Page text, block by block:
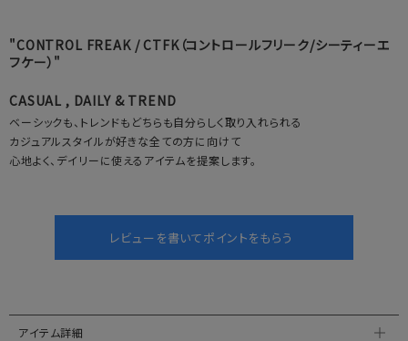
"CONTROL FREAK / CTFK（コントロールフリーク/シーティーエ
フケー）"
CASUAL , DAILY & TREND
ベーシックも、トレンドもどちらも自分らしく取り入れられる
カジュアルスタイルが好きな全ての方に向けて
心地よく、デイリーに使えるアイテムを提案します。
アイテム詳細